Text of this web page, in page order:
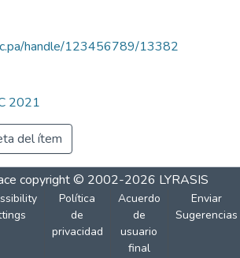
handle/123456789/13382
2021
del ítem
copyright © 2002-2026 LYRASIS
Política
de
privacidad
Acuerdo
de
usuario
final
Enviar
Sugerencias